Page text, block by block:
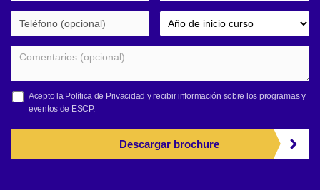
Acepto la Política de Privacidad y recibir información sobre los programas y
eventos de ESCP.
Descargar brochure